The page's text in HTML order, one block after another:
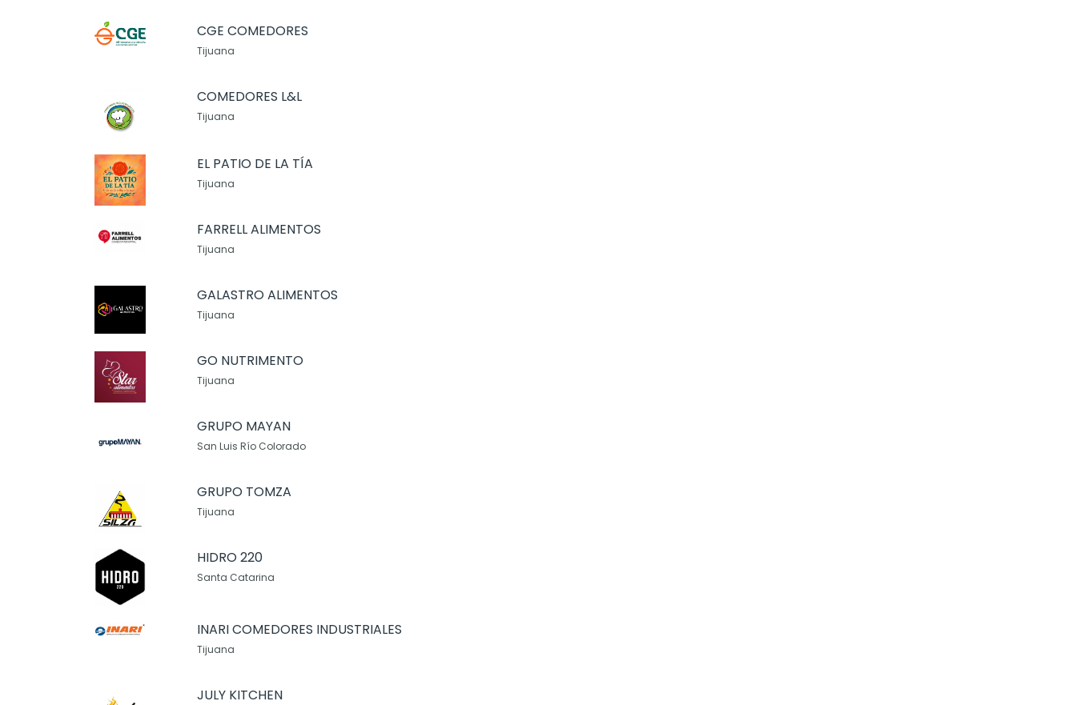
CGE COMEDORES
Tijuana
COMEDORES L&L
Tijuana
EL PATIO DE LA TÍA
Tijuana
FARRELL ALIMENTOS
Tijuana
GALASTRO ALIMENTOS
Tijuana
GO NUTRIMENTO
Tijuana
GRUPO MAYAN
San Luis Río Colorado
GRUPO TOMZA
Tijuana
HIDRO 220
Santa Catarina
INARI COMEDORES INDUSTRIALES
Tijuana
JULY KITCHEN